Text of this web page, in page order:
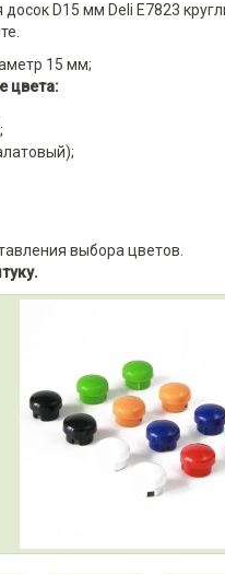
досок D15 мм Deli E7823
15 мм;
цвета:
выбора цветов.